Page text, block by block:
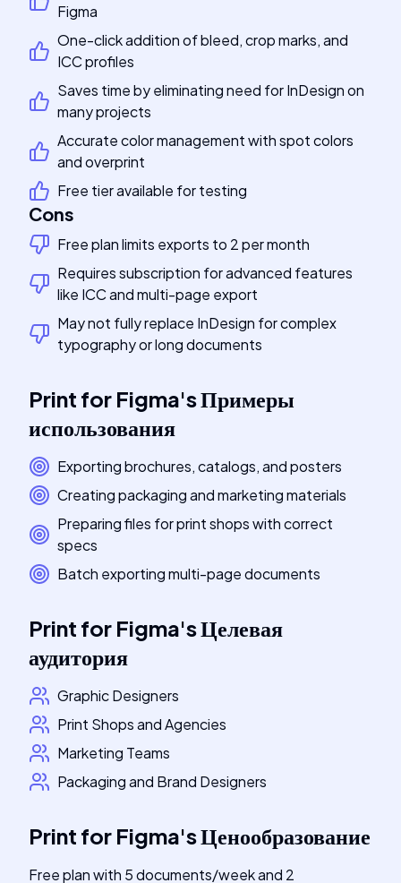
Figma
One-click addition of bleed, crop marks, and
ICC profiles
Saves time by eliminating need for InDesign on
many projects
Accurate color management with spot colors
and overprint
Free tier available for testing
Cons
Free plan limits exports to 2 per month
Requires subscription for advanced features
like ICC and multi-page export
May not fully replace InDesign for complex
typography or long documents
Print for Figma'sПримеры
использования
Exporting brochures, catalogs, and posters
Creating packaging and marketing materials
Preparing files for print shops with correct
specs
Batch exporting multi-page documents
Print for Figma'sЦелевая
аудитория
Graphic Designers
Print Shops and Agencies
Marketing Teams
Packaging and Brand Designers
Print for Figma'sЦенообразование
Free plan with 5 documents/week and 2